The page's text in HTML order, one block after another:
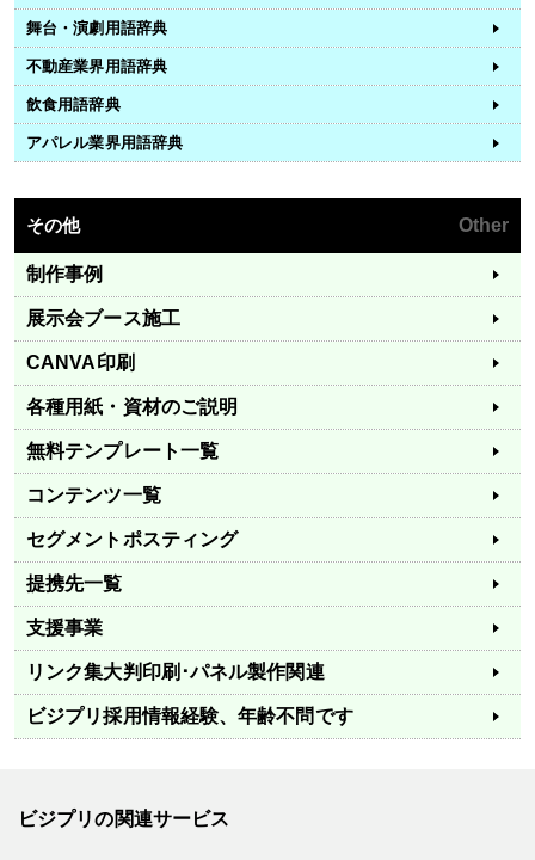
舞台・演劇用語辞典
不動産業界用語辞典
飲食用語辞典
アパレル業界用語辞典
その他 Other
制作事例
展示会ブース施工
CANVA印刷
各種用紙・資材のご説明
無料テンプレート一覧
コンテンツ一覧
セグメントポスティング
提携先一覧
支援事業
リンク集大判印刷･パネル製作関連
ビジプリ採用情報経験、年齢不問です
ビジプリの関連サービス